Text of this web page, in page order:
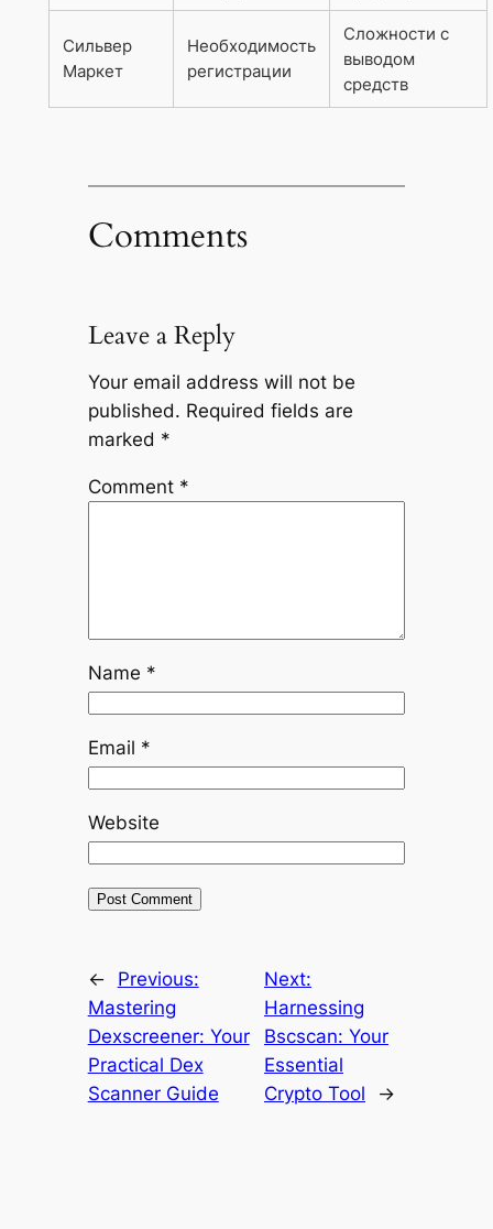
Сильвер
Маркет
Необходимость
регистрации
Сложности с
выводом
средств
Comments
Leave a Reply
Your email address will not be
published. Required fields are
marked *
Comment *
Name *
Email *
Website
←
Previous:
Mastering
Dexscreener: Your
Practical Dex
Scanner Guide
Next:
Harnessing
Bscscan: Your
Essential
Crypto Tool
→